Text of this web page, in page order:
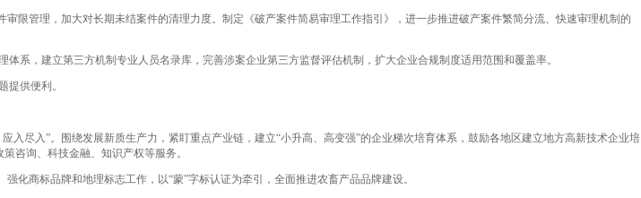
管理，加大对长期未结案件的清理力度。制定《破产案件简易审理工作指引》，进一步推进破产案件繁简分流、快速审理机制的
，建立第三方机制专业人员名录库，完善涉案企业第三方监督评估机制，扩大企业合规制度适用范围和覆盖率。
供便利。
入”。围绕发展新质生产力，紧盯重点产业链，建立“小升高、高变强”的企业梯次培育体系，鼓励各地区建立地方高新技术企业培
咨询、科技金融、知识产权等服务。
商标品牌和地理标志工作，以“蒙”字标认证为牵引，全面推进农畜产品品牌建设。